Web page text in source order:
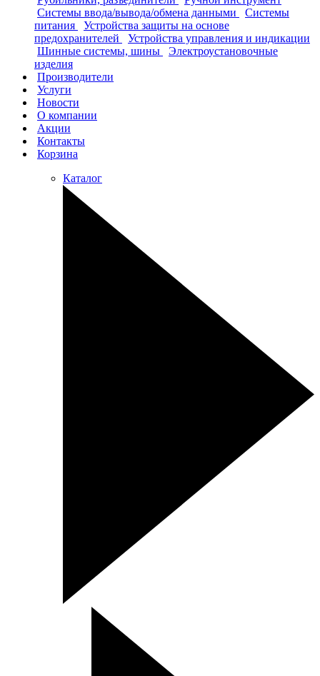
Системы ввода/вывода/обмена данными
Системы
питания
Устройства защиты на основе
предохранителей
Устройства управления и индикации
Шинные системы, шины
Электроустановочные
изделия
Производители
Услуги
Новости
О компании
Акции
Контакты
Корзина
Каталог